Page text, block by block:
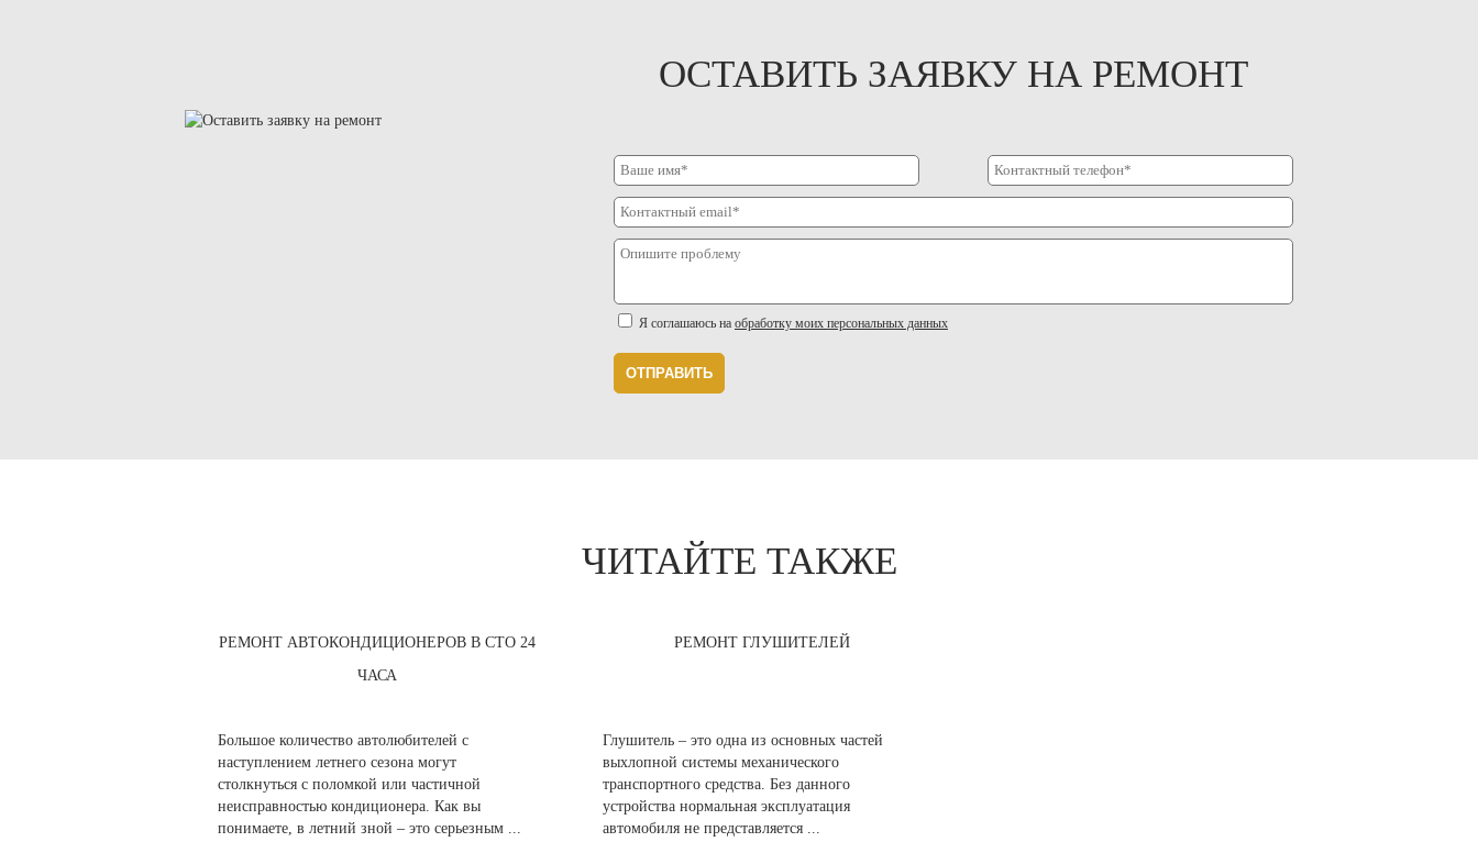
ОСТАВИТЬ ЗАЯВКУ НА РЕМОНТ
Я соглашаюсь на обработку моих персональных данных
ОТПРАВИТЬ
ЧИТАЙТЕ ТАКЖЕ
РЕМОНТ АВТОКОНДИЦИОНЕРОВ В СТО 24
ЧАСА
Большое количество автолюбителей с
наступлением летнего сезона могут
столкнуться с поломкой или частичной
неисправностью кондиционера. Как вы
понимаете, в летний зной – это серьезным ...
РЕМОНТ ГЛУШИТЕЛЕЙ
Глушитель – это одна из основных частей
выхлопной системы механического
транспортного средства. Без данного
устройства нормальная эксплуатация
автомобиля не представляется ...